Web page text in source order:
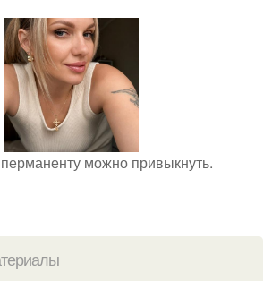
можно привыкнуть.